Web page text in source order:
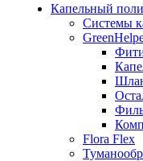
Капельный
Системы
Flora Flex